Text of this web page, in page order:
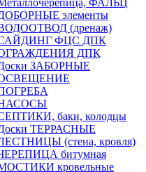
ФАЛЬЦ
элементы
(дренаж)
ФЦС ДПК
ДПК
ЗАБОРНЫЕ
баки, колодцы
ТЕРРАСНЫЕ
(стена, кровля)
битумная
кровельные